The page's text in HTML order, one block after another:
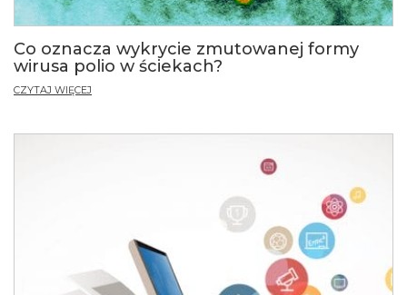
Co oznacza wykrycie zmutowanej formy
wirusa polio w ściekach?
CZYTAJ WIĘCEJ